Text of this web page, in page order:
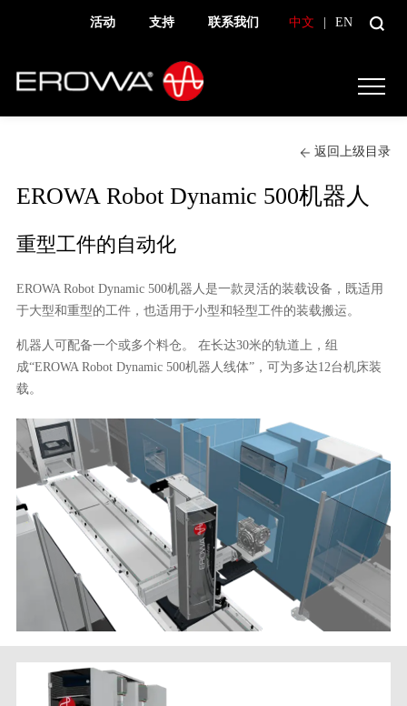
活动 支持 联系我们 中文 EN
返回上级目录
EROWA Robot Dynamic 500机器人
重型工件的自动化
EROWA Robot Dynamic 500机器人是一款灵活的装载设备，既适用
于大型和重型的工件，也适用于小型和轻型工件的装载搬运。
机器人可配备一个或多个料仓。 在长达30米的轨道上，组
成“EROWA Robot Dynamic 500机器人线体”，可为多达12台机床装
载。